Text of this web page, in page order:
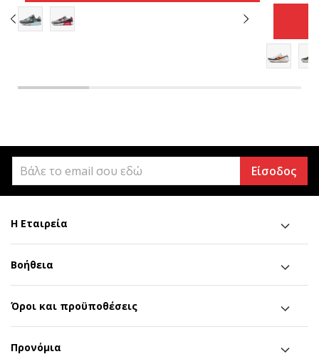
Είσοδος
Η Εταιρεία
Βοήθεια
Όροι και προϋποθέσεις
Προνόμια